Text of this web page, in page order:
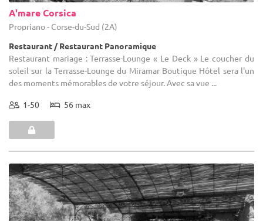
A'mare Corsica
Propriano - Corse-du-Sud (2A)
Restaurant / Restaurant Panoramique
Restaurant mariage : Terrasse-Lounge « Le Deck » Le coucher du
soleil sur la Terrasse-Lounge du Miramar Boutique Hôtel sera l'un
des moments mémorables de votre séjour. Avec sa vue ...
1-50 56 max